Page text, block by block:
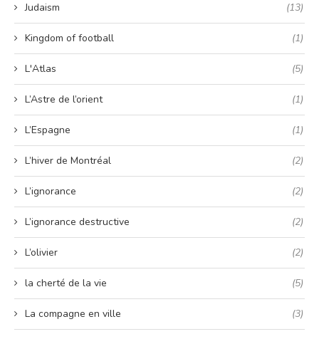
Judaism (13)
Kingdom of football (1)
L'Atlas (5)
L’Astre de l’orient (1)
L’Espagne (1)
L’hiver de Montréal (2)
L’ignorance (2)
L’ignorance destructive (2)
L’olivier (2)
la cherté de la vie (5)
La compagne en ville (3)